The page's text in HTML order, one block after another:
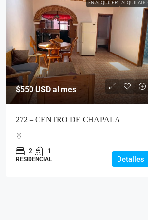
EN ALQUILER ALQUILADO
$550USD al mes
272 – CENTRO DE CHAPALA
2 1
RESIDENCIAL Detalles